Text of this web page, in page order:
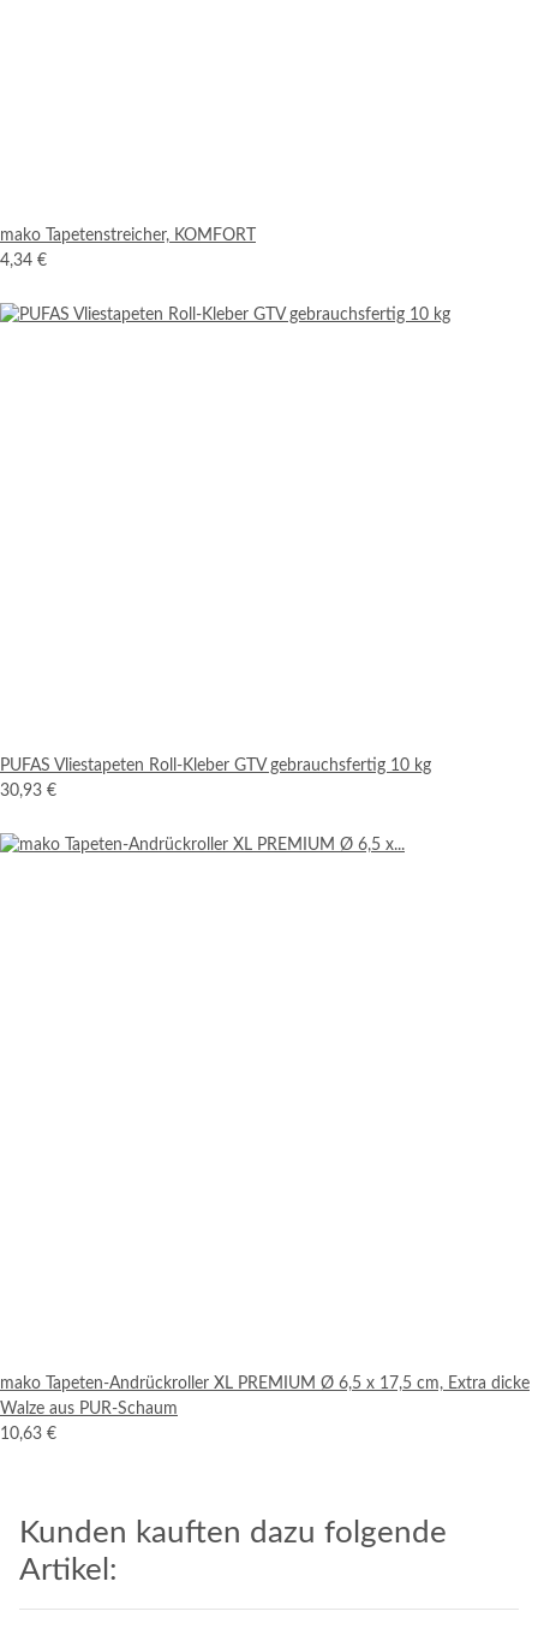
mako Tapetenstreicher, KOMFORT
4,34 €
PUFAS Vliestapeten Roll-Kleber GTV gebrauchsfertig 10 kg
30,93 €
mako Tapeten-Andrückroller XL PREMIUM Ø 6,5 x 17,5 cm, Extra dicke
Walze aus PUR-Schaum
10,63 €
Kunden kauften dazu folgende
Artikel: